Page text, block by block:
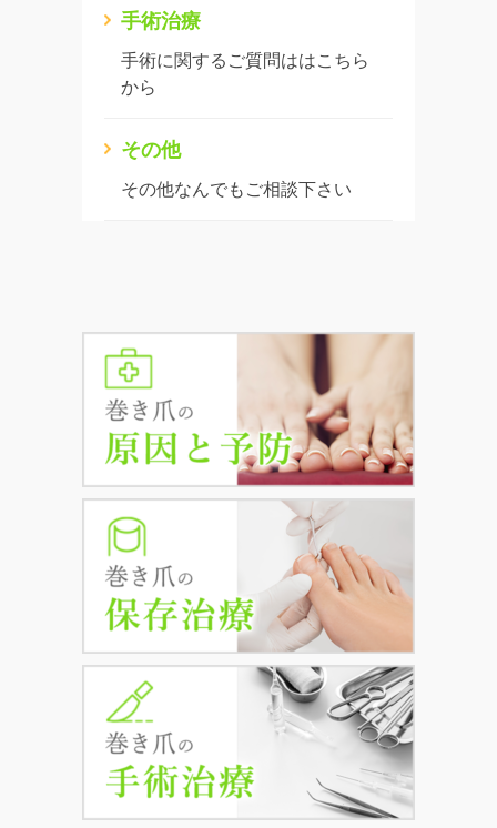
手術治療
手術に関するご質問ははこちら
から
その他
その他なんでもご相談下さい